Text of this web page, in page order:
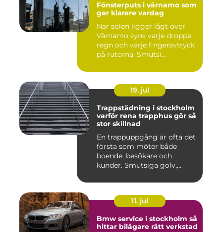
Fönsterputs i värnamo som
ger klarare vardag
När solen ligger lågt över
Värnamo syns varje droppe
regn och varje fingeravtryck
på rutorna. Smutsi...
19. jul
Trappstädning i stockholm
varför rena trapphus gör så
stor skillnad
En trappuppgång är ofta det
första som möter både
boende, besökare och
kunder. Smutsiga golv,
11. jul
Bmw service i stockholm så
hittar bilägare rätt verkstad